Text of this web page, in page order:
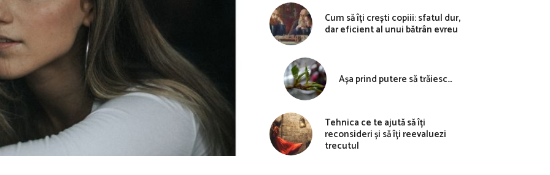
Cum să îți crești copiii: sfatul dur,
dar eficient al unui bătrân evreu
Așa prind putere să trăiesc…
Tehnica ce te ajută să îți
reconsideri și să îți reevaluezi
trecutul